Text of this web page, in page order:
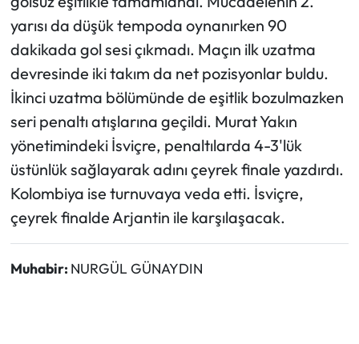
yarısı da düşük tempoda oynanırken 90
dakikada gol sesi çıkmadı. Maçın ilk uzatma
devresinde iki takım da net pozisyonlar buldu.
İkinci uzatma bölümünde de eşitlik bozulmazken
seri penaltı atışlarına geçildi. Murat Yakın
yönetimindeki İsviçre, penaltılarda 4-3'lük
üstünlük sağlayarak adını çeyrek finale yazdırdı.
Kolombiya ise turnuvaya veda etti. İsviçre,
çeyrek finalde Arjantin ile karşılaşacak.
Muhabir: NURGÜL GÜNAYDIN